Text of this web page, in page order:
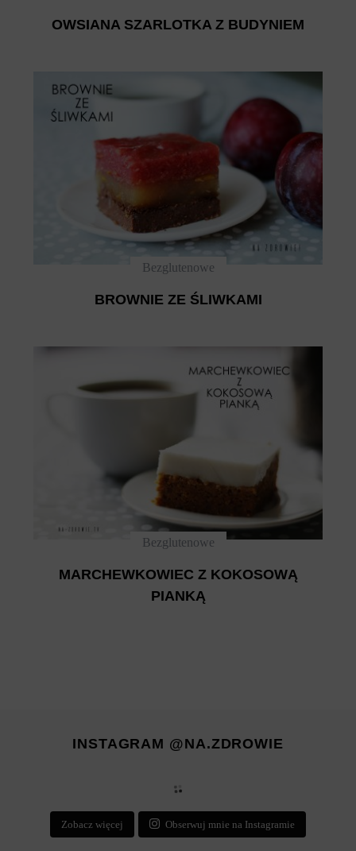
OWSIANA SZARLOTKA Z BUDYNIEM
Bezglutenowe
BROWNIE ZE ŚLIWKAMI
Bezglutenowe
MARCHEWKOWIEC Z KOKOSOWĄ
PIANKĄ
INSTAGRAM @NA.ZDROWIE
Zobacz więcej Obserwuj mnie na Instagramie